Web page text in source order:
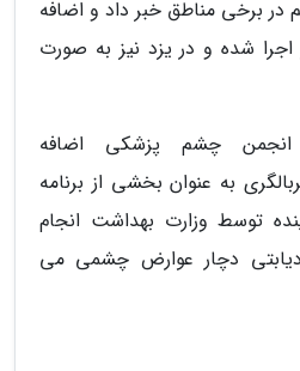
در برخی مناطق خبر داد و اضافه
اجرا شده و در یزد نیز به صورت
چشم پزشکی اضافه
به عنوان بخشی از برنامه
توسط وزارت بهداشت انجام
دچار عوارض چشمی می